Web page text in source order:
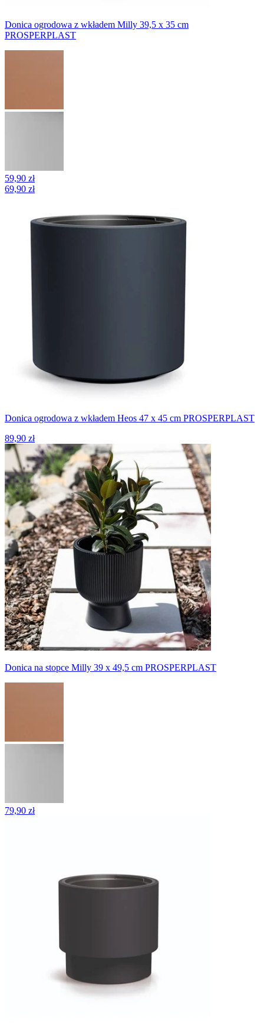
Donica ogrodowa z wkładem Milly 39,5 x 35 cm
PROSPERPLAST
59,90 zł
69,90 zł
Donica ogrodowa z wkładem Heos 47 x 45 cm PROSPERPLAST
89,90 zł
Donica na stopce Milly 39 x 49,5 cm PROSPERPLAST
79,90 zł